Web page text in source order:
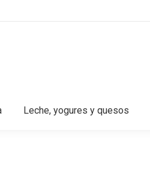
Leche, yogures y quesos